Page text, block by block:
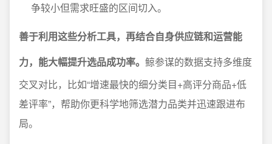
争较小但需求旺盛的区间切入。
善于利用这些分析工具，再结合自身供应链和运营能
力，能大幅提升选品成功率。 鲸参谋的数据支持多维度
交叉对比，比如“增速最快的细分类目+高评分商品+低
差评率”，帮助你更科学地筛选潜力品类并迅速跟进布
局。